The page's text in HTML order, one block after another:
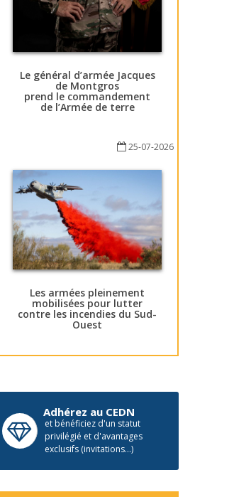
Le général d’armée Jacques
de Montgros
prend le commandement
de l’Armée de terre
25-07-2026
Les armées pleinement
mobilisées pour lutter
contre les incendies du Sud-
Ouest
Adhérez au CEDN
et bénéficiez d'un statut
privilégié et d'avantages
exclusifs (invitations...)